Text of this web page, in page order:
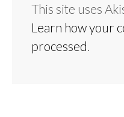
This site uses
Learn how your
processed